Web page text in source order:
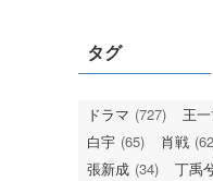
タグ
ドラマ (727) 王
白宇 (65) 肖戦
張新成 (34) 丁禹